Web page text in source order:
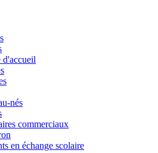
d'accueil
nés
commerciaux
en échange scolaire